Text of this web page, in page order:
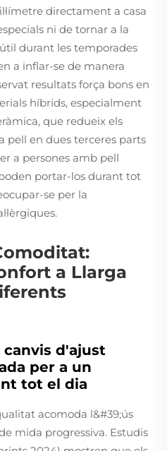
directament a casa
ni de tornar a la
durant les temporades
a inflar-se de manera
resultats força bons en
híbrids, especialment
que redueix els
pell en dues terceres parts
a persones amb pell
portar-los durant tot
se per la
a Llarga
d'ajust
per a un
tot el dia
acomoda l&#39;ús
mida progressiva. Estudis